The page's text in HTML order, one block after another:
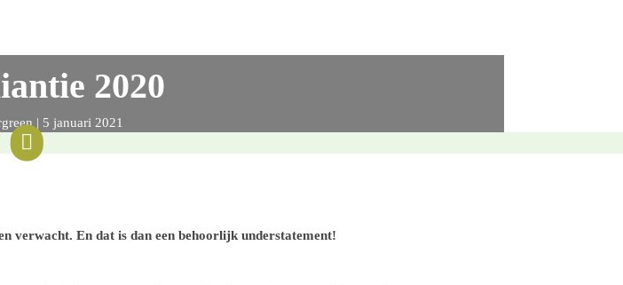
2020
| 5 januari 2021

verwacht. En dat is dan een behoor­lijk understatement!